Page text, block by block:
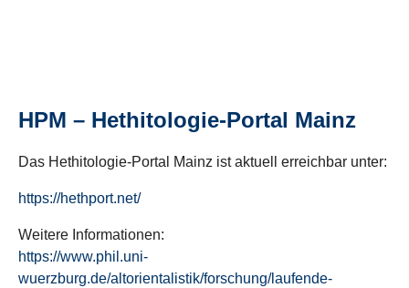
HPM – Hethitologie-Portal Mainz
Das Hethitologie-Portal Mainz ist aktuell erreichbar unter:
https://hethport.net/
Weitere Informationen:
https://www.phil.uni-
wuerzburg.de/altorientalistik/forschung/laufende-